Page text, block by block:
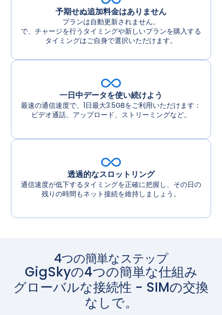
予期せぬ追加料金はありません
プランは自動更新されません。
で、チャージを行うタイミングや新しいプランを購入する
タイミングはご自身で選択いただけます。
一日中データを使い続けよう
最速の通信速度で、1日最大3.5GBをご利用いただけます：
ビデオ通話、アップロード、ストリーミングなど。
透過的なスロットリング
通信速度が低下するタイミングを正確に把握し、その日の
残りの時間もネット接続を維持しましょう。
4つの簡単なステップ
GigSkyの4つの簡単な仕組み
グローバルな接続性 - SIMの交換
なしで。